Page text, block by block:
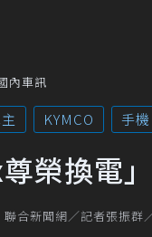
內車訊
KYMCO 手機
尊榮換電
聯合新聞網／記者張振群